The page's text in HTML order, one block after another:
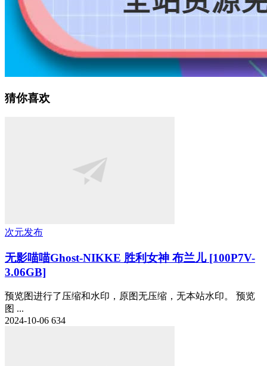
猜你喜欢
次元发布
无影喵喵Ghost-NIKKE 胜利女神 布兰儿 [100P7V-
3.06GB]
预览图进行了压缩和水印，原图无压缩，无本站水印。 预览
图 ...
2024-10-06 634